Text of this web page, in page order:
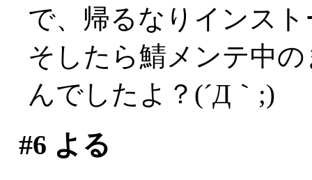
で、帰るなりインス
そしたら鯖メンテ中
んでしたよ？(´Д｀;)
#6 よる